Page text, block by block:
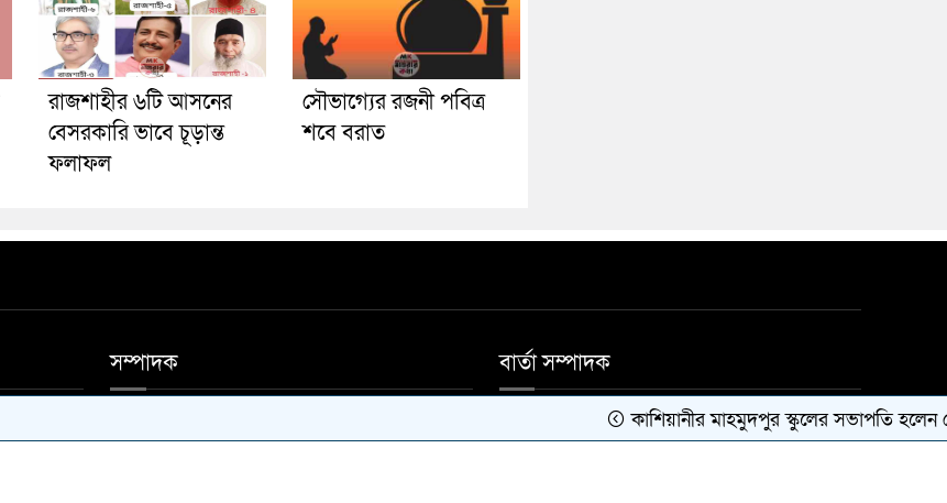
রাজশাহীর ৬টি আসনের
বেসরকারি ভাবে চূড়ান্ত
ফলাফল
সৌভাগ্যের রজনী পবিত্র
শবে বরাত
সম্পাদক বার্তা সম্পাদক
মোঃ জাহিদুল ইসলাম।কাশিয়ানীর মাহমুদপুর স্কুলের সভাপতি হলেন গোবিন্দ